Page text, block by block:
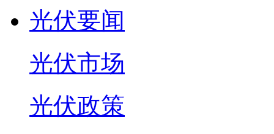
光伏要闻
光伏市场
光伏政策